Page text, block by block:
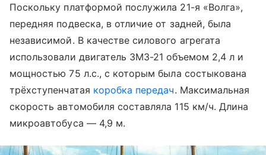
Поскольку платформой послужила 21-я «Волга»,
передняя подвеска, в отличие от задней, была
независимой. В качестве силового агрегата
использовали двигатель ЗМЗ-21 объемом 2,4 л и
мощностью 75 л.с., с которым была состыкована
трёхступенчатая коробка передач. Максимальная
скорость автомобиля составляла 115 км/ч. Длина
микроавтобуса — 4,9 м.